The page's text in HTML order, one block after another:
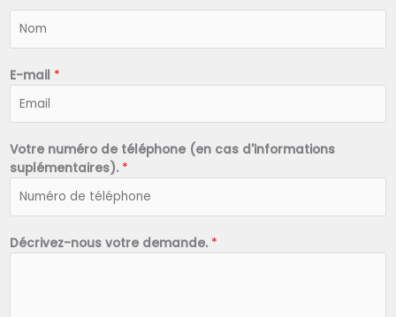
*
E-mail *
Votre numéro de téléphone (en cas d'informations
suplémentaires). *
Décrivez-nous votre demande. *